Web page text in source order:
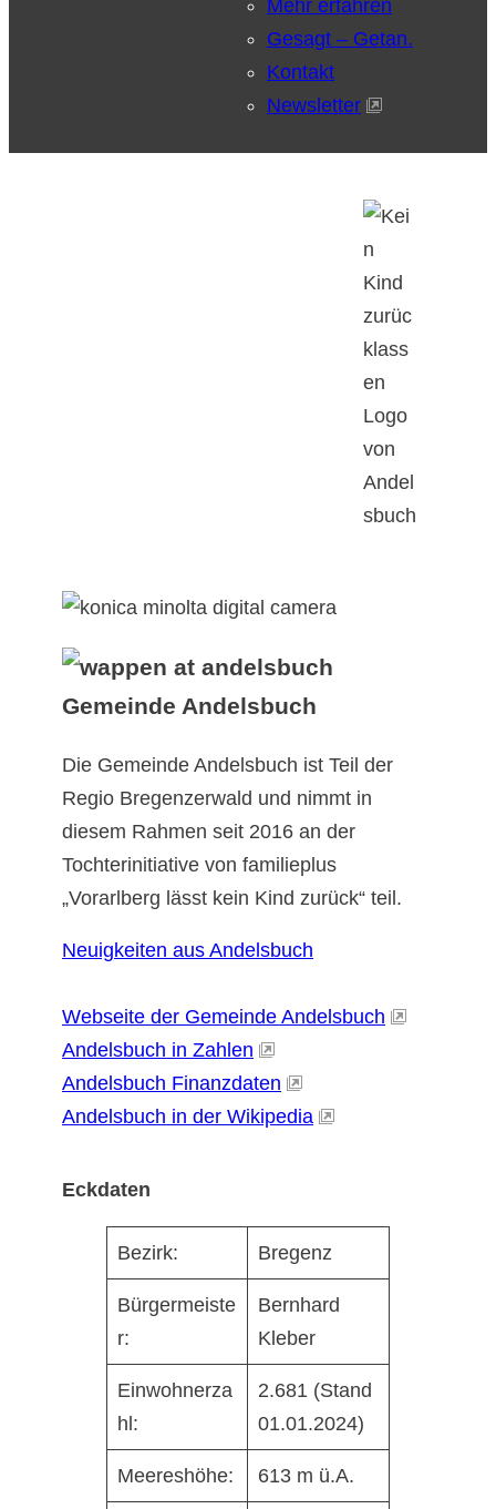
Mehr erfahren
Gesagt – Getan.
Kontakt
Newsletter
Gemeinde Andelsbuch
Die Gemeinde Andelsbuch ist Teil der
Regio Bregenzerwald und nimmt in
diesem Rahmen seit 2016 an der
Tochterinitiative von familieplus
„Vorarlberg lässt kein Kind zurück“ teil.
Neuigkeiten aus Andelsbuch
Webseite der Gemeinde Andelsbuch
Andelsbuch in Zahlen
Andelsbuch Finanzdaten
Andelsbuch in der Wikipedia
Eckdaten
Bezirk: Bregenz
Bürgermeiste
r:
Bernhard
Kleber
Einwohnerza
hl:
2.681 (Stand
01.01.2024)
Meereshöhe: 613 m ü.A.